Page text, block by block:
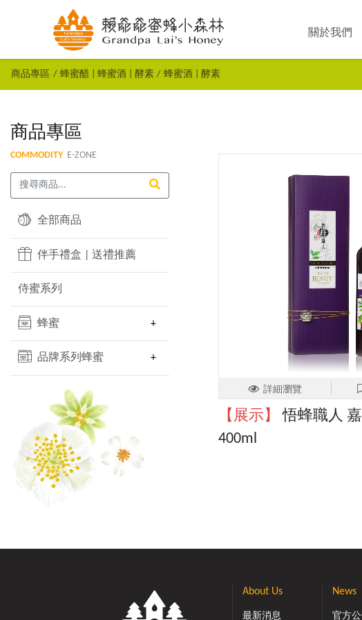
關於我們
商品專區 蜂蜜醋 | 蜂蜜酒 | 酵素 蜂蜜酒 | 酵素
商品專區
COMMODITY E-ZONE
全部商品
伴手禮盒 | 送禮推薦
侍蜜系列
蜂蜜
品牌系列蜂蜜
詳細瀏覽
【展示】
悟蜂職人
400ml
About Us
最新消息
News
官方